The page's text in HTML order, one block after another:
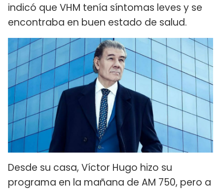
indicó que VHM tenía síntomas leves y se
encontraba en buen estado de salud.
Desde su casa, Víctor Hugo hizo su
programa en la mañana de AM 750, pero a